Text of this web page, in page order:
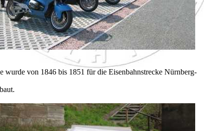
wurde von 1846 bis 1851 für die Eisenbahnstrecke Nürnberg-